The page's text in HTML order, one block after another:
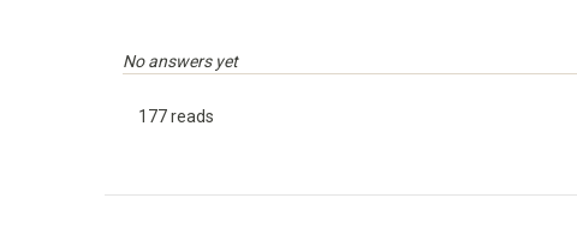
No answers yet
177 reads